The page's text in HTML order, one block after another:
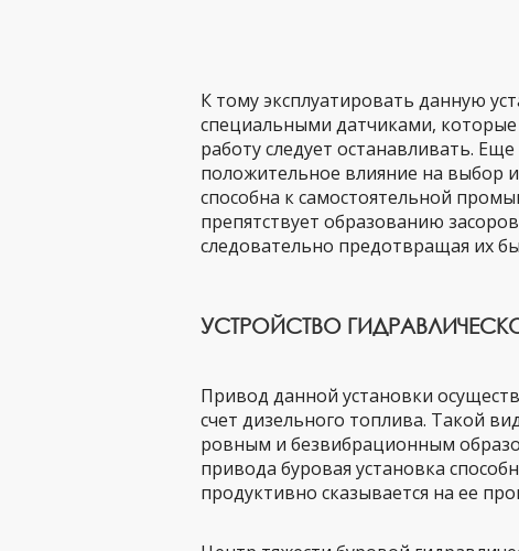
К тому эксплуатировать данную
специальными датчиками,
работу следует останавливать.
положительное влияние на выбор
способна к самостоятельной
препятствует образованию
следовательно предотвращая их
УСТРОЙСТВО
Привод данной установки
счет дизельного топлива. Такой
ровным и безвибрационным
привода буровая установка
продуктивно сказывается на ее